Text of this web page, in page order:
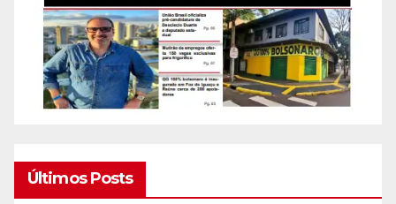
Últimos Posts